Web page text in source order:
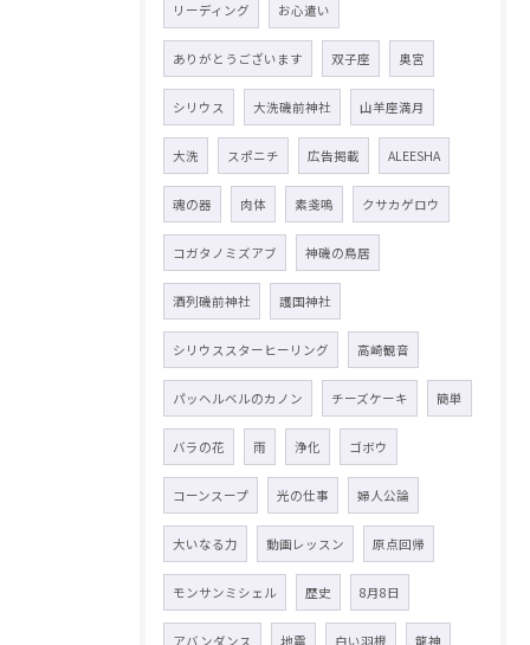
リーディング お心遣い
ありがとうございます 双子座 奥宮
シリウス 大洗磯前神社 山羊座満月
大洗 スポニチ 広告掲載 ALEESHA
魂の器 肉体 素戔嗚 クサカゲロウ
コガタノミズアブ 神磯の鳥居
酒列磯前神社 護国神社
シリウススターヒーリング 高崎観音
パッヘルベルのカノン チーズケーキ 簡単
バラの花 雨 浄化 ゴボウ
コーンスープ 光の仕事 婦人公論
大いなる力 動画レッスン 原点回帰
モンサンミシェル 歴史 8月8日
アバンダンス 地震 白い羽根 龍神